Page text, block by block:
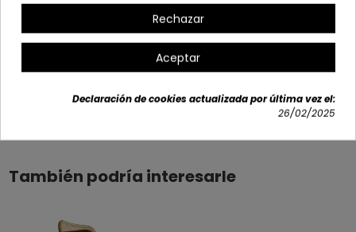
Detalles del producto
También podría interesarle
Rechazar
Aceptar
Declaración de cookies actualizada por última vez el:
26/02/2025